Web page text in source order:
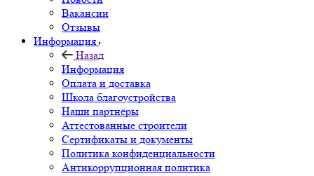
Вакансии
Отзывы
Информация
Назад
Информация
Оплата и доставка
Школа благоустройства
Наши партнёры
Аттестованные строители
Сертификаты и документы
Политика конфиденциальности
Антикоррупционная политика